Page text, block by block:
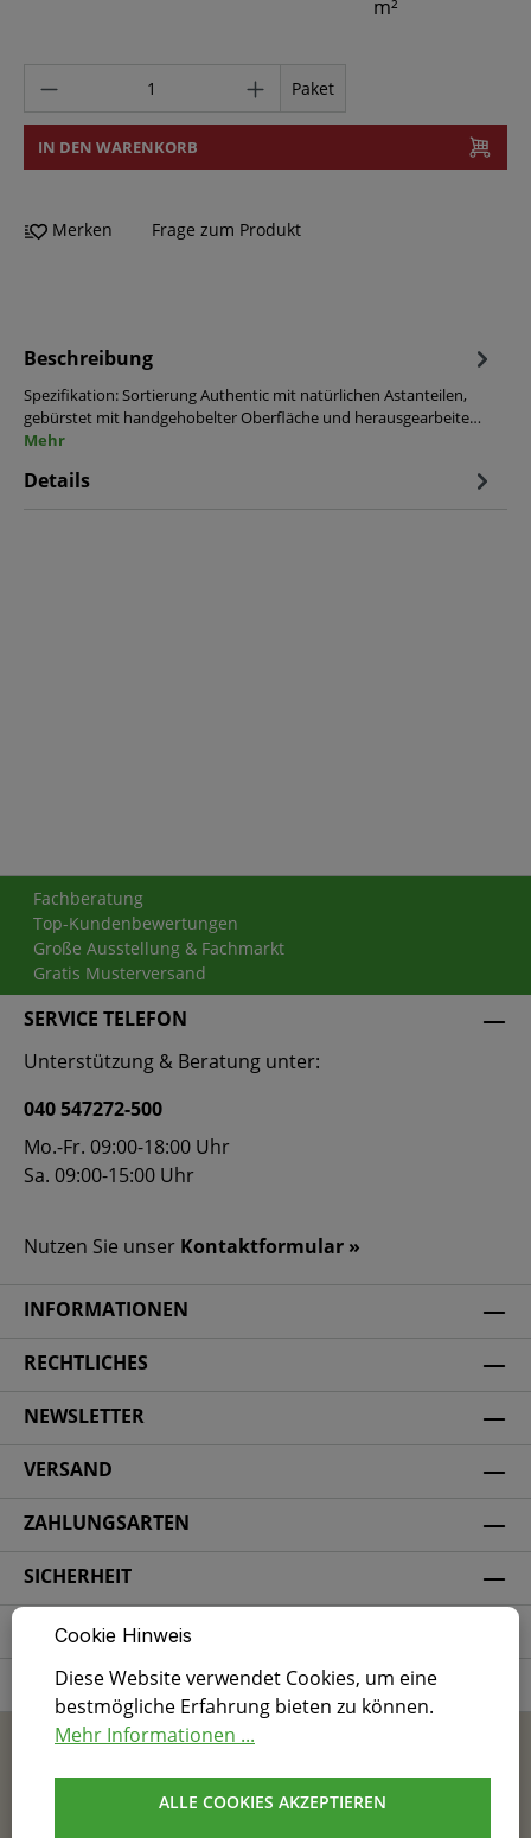
m²
Paket
IN DEN WARENKORB
Merken Frage zum Produkt
Beschreibung
Spezifikation: Sortierung Authentic mit natürlichen Astanteilen,
gebürstet mit handgehobelter Oberfläche und herausgearbeite…
Mehr
Details
Fachberatung
Top-Kundenbewertungen
Große Ausstellung & Fachmarkt
Gratis Musterversand
SERVICE TELEFON
Unterstützung & Beratung unter:
040 547272-500
Mo.-Fr. 09:00-18:00 Uhr
Sa. 09:00-15:00 Uhr
Nutzen Sie unser Kontaktformular »
INFORMATIONEN
RECHTLICHES
NEWSLETTER
VERSAND
ZAHLUNGSARTEN
SICHERHEIT
SOCIAL MEDIA
ZERTIFIZIERUNG
* Alle Preise inkl. gesetzl. Mehrwertsteuer zzgl.
Versandkostenund ggf. Nachnahmegebühren, wenn
nicht anders angegeben.
Cookie Hinweis
Diese Website verwendet Cookies, um eine
bestmögliche Erfahrung bieten zu können.
Mehr Informationen ...
ALLE COOKIES AKZEPTIEREN